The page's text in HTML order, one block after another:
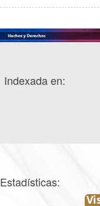
Indexada en:
Estadísticas: